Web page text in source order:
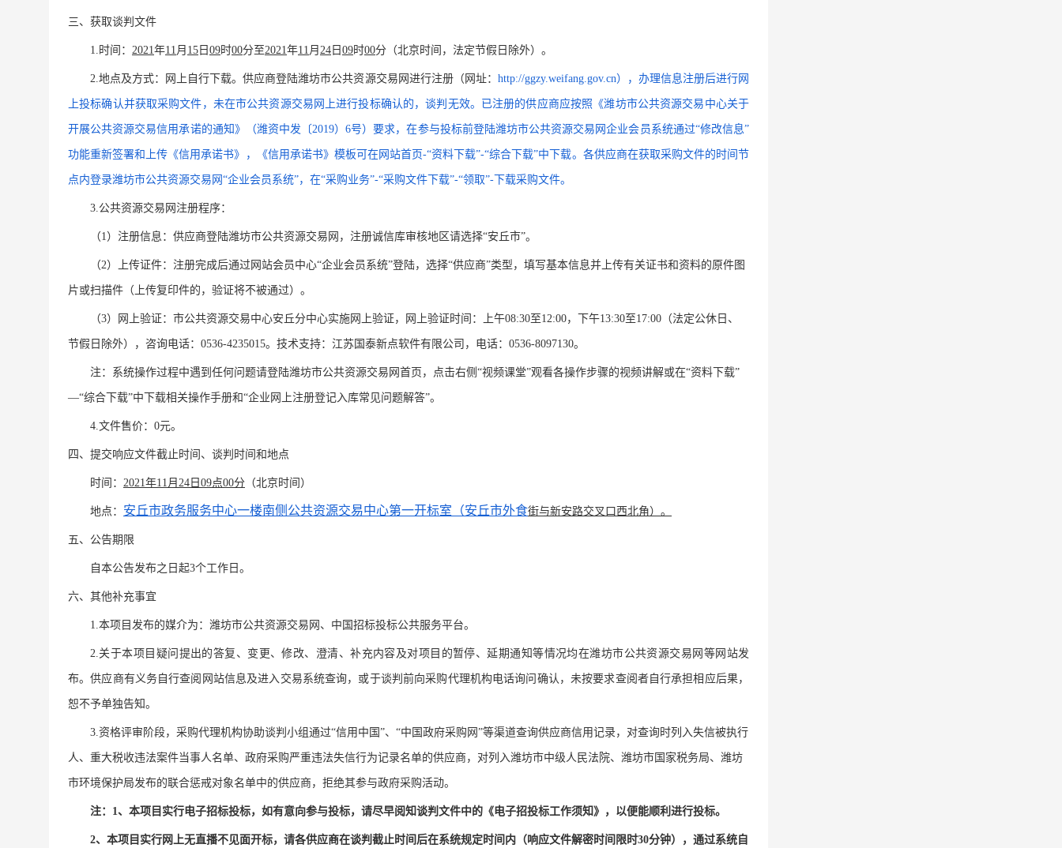
三、获取谈判文件
1.时间： 2021年11月 15 日 09时00分至2021年11月 24 日 09时00分（北京时间，法定节假日除外）。
2.地点及方式：网上自行下载。供应商登陆潍坊市公共资源交易网进行注册（网址： http://ggzy.weifang.gov.cn），办理信息注册后进行网
上投标确认并获取采购文件，未在市公共资源交易网上进行投标确认的，谈判无效。已注册的供应商应按照《潍坊市公共资源交易中心关于
开展公共资源交易信用承诺的通知》（潍资中发〔2019）6号）要求，在参与投标前登陆潍坊市公共资源交易网企业会员系统通过“修改信息”
功能重新签署和上传《信用承诺书》，《信用承诺书》模板可在网站首页-“资料下载”-“综合下载”中下载。各供应商在获取采购文件的时间节
点内登录潍坊市公共资源交易网“企业会员系统”，在“采购业务”-“采购文件下载”-“领取”-下载采购文件。
3.公共资源交易网注册程序：
（1）注册信息：供应商登陆潍坊市公共资源交易网，注册诚信库审核地区请选择“安丘市”。
（2）上传证件：注册完成后通过网站会员中心“企业会员系统”登陆，选择“供应商”类型，填写基本信息并上传有关证书和资料的原件图
片或扫描件（上传复印件的，验证将不被通过）。
（3）网上验证：市公共资源交易中心安丘分中心实施网上验证，网上验证时间：上午08:30至12:00，下午13:30至17:00（法定公休日、
节假日除外），咨询电话：0536-4235015。技术支持：江苏国泰新点软件有限公司，电话：0536-8097130。
注：系统操作过程中遇到任何问题请登陆潍坊市公共资源交易网首页，点击右侧 “视频课堂”观看各操作步骤的视频讲解或在“资料下载”
—“综合下载”中下载相关操作手册和“企业网上注册登记入库常见问题解答”。
4.文件售价：0元。
四、提交响应文件截止时间、 谈判 时间和地点
时间 ： 2021年11月24日09点00分 （北京时间）
地点： 安丘市政务服务中心一楼南侧公共资源交易中心第一开标室（安丘市外食街与新安路交叉口西北角）。
五、公告期限
自本公告发布之日起3个工作日。
六、 其他补充事宜
1.本项目发布的媒介为：潍坊市公共资源交易网、中国招标投标公共服务平台。
2.关于本项目疑问提出的答复、变更、修改、澄清、补充内容及对项目的暂停、延期通知等情况均在潍坊市公共资源交易网等网站发
布。供应商有义务自行查阅网站信息及进入交易系统查询，或于谈判前向采购代理机构电话询问确认，未按要求查阅者自行承担相应后果，
恕不予单独告知。
3.资格评审阶段，采购代理机构协助谈判小组通过“信用中国”、“中国政府采购网”等渠道查询供应商信用记录，对查询时列入失信被执行
人、重大税收违法案件当事人名单、政府采购严重违法失信行为记录名单的供应商，对列入潍坊市中级人民法院、潍坊市国家税务局、潍坊
市环境保护局发布的联合惩戒对象名单中的供应商，拒绝其参与政府采购活动。
注： 1、本项目实行电子招标投标，如有意向参与投标，请尽早阅知谈判文件中的《电子招投标工作须知》，以便能顺利进行投标。
2、本项目实行网上无直播不见面开标，请各供应商在谈判 截止时间后在系统规定时间内（响应文件解密时间限时30分钟），通过系统自